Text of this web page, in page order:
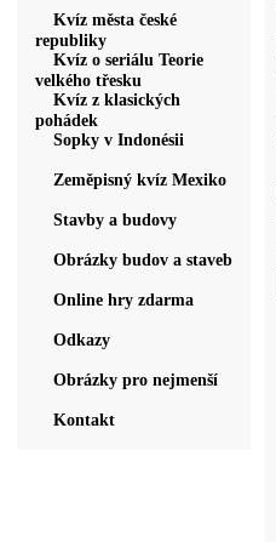
Kvíz města české
republiky
Kvíz o seriálu Teorie
velkého třesku
Kvíz z klasických
pohádek
Sopky v Indonésii
Zeměpisný kvíz Mexiko
Stavby a budovy
Obrázky budov a staveb
Online hry zdarma
Odkazy
Obrázky pro nejmenší
Kontakt